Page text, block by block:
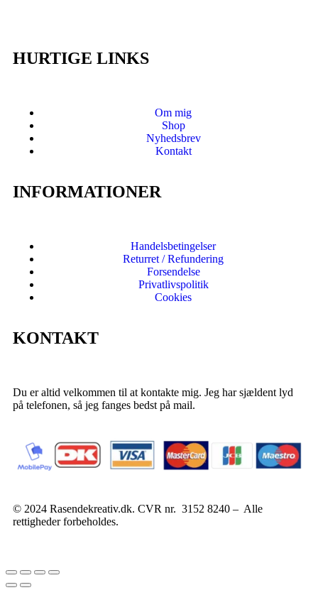
HURTIGE LINKS
Om mig
Shop
Nyhedsbrev
Kontakt
INFORMATIONER
Handelsbetingelser
Returret / Refundering
Forsendelse
Privatlivspolitik
Cookies
KONTAKT
Du er altid velkommen til at kontakte mig. Jeg har sjældent lyd
på telefonen, så jeg fanges bedst på mail.
© 2024 Rasendekreativ.dk. CVR nr. 3152 8240 – Alle
rettigheder forbeholdes.